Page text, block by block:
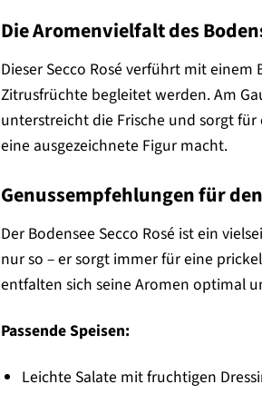
Die Aromenvielfalt des
Dieser Secco Rosé verführt mit
Zitrusfrüchte begleitet werden. Am
unterstreicht die Frische und sorgt
eine ausgezeichnete Figur macht.
Genussempfehlungen für
Der Bodensee Secco Rosé ist ein
nur so – er sorgt immer für eine
entfalten sich seine Aromen optimal
Passende Speisen:
Leichte Salate mit fruchtigen